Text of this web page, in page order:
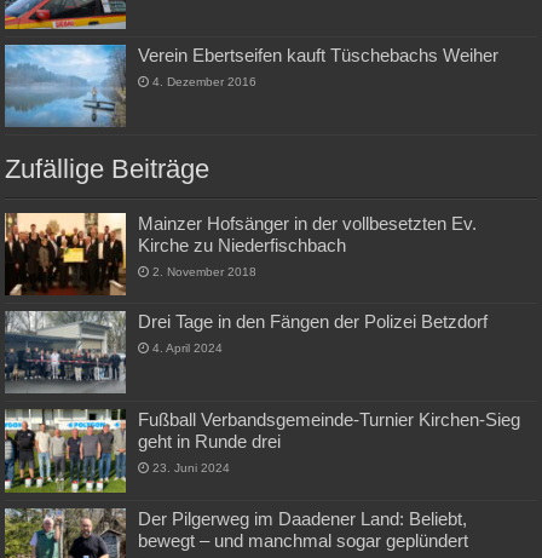
Verein Ebertseifen kauft Tüschebachs Weiher
4. Dezember 2016
Zufällige Beiträge
Mainzer Hofsänger in der vollbesetzten Ev.
Kirche zu Niederfischbach
2. November 2018
Drei Tage in den Fängen der Polizei Betzdorf
4. April 2024
Fußball Verbandsgemeinde-Turnier Kirchen-Sieg
geht in Runde drei
23. Juni 2024
Der Pilgerweg im Daadener Land: Beliebt,
bewegt – und manchmal sogar geplündert